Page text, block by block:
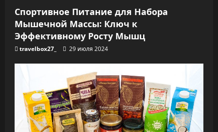
я
м
Спортивное Питание для Набора
Мышечной Массы: Ключ к
Эффективному Росту Мышц
travelbox27_ 29 июля 2024